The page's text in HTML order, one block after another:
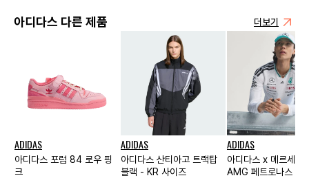
아디다스 다른 제품 더보기
ADIDAS
아디다스 포럼 84 로우 핑
크
ADIDAS
아디다스 산티아고 트랙탑
블랙 - KR 사이즈
ADIDAS
아디다스 x 메르세데
AMG 페트로나스 F1